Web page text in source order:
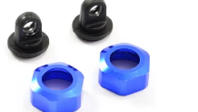
1SET